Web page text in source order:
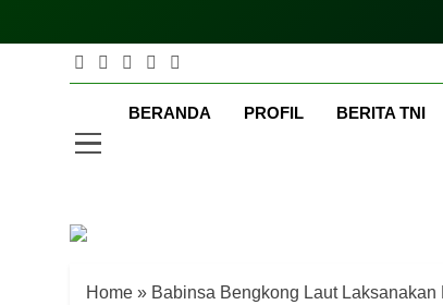
BERANDA PROFIL BERITA TNI
Home » Babinsa Bengkong Laut